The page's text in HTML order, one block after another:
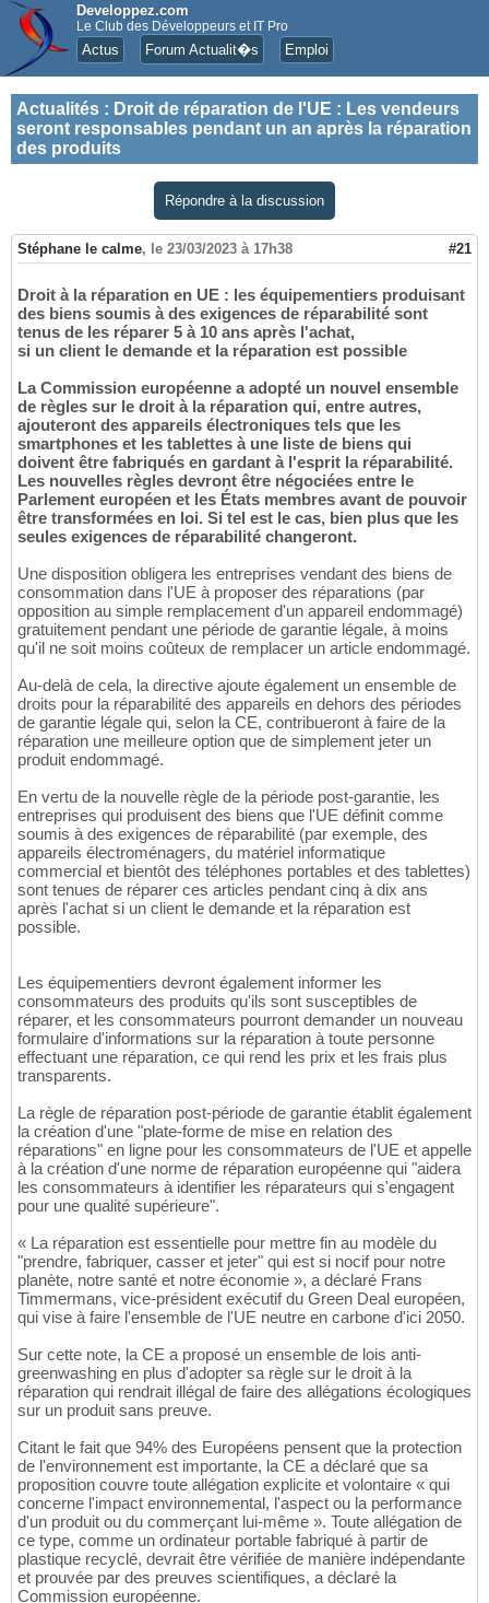
Developpez.com
Le Club des Développeurs et IT Pro
Actus Forum Actualit�s Emploi
Actualités : Droit de réparation de l'UE : Les vendeurs
seront responsables pendant un an après la réparation
des produits
Répondre à la discussion
Stéphane le calme, le 23/03/2023 à 17h38 #21
Droit à la réparation en UE : les équipementiers produisant
des biens soumis à des exigences de réparabilité sont
tenus de les réparer 5 à 10 ans après l'achat,
si un client le demande et la réparation est possible
La Commission européenne a adopté un nouvel ensemble
de règles sur le droit à la réparation qui, entre autres,
ajouteront des appareils électroniques tels que les
smartphones et les tablettes à une liste de biens qui
doivent être fabriqués en gardant à l'esprit la réparabilité.
Les nouvelles règles devront être négociées entre le
Parlement européen et les États membres avant de pouvoir
être transformées en loi. Si tel est le cas, bien plus que les
seules exigences de réparabilité changeront.
Une disposition obligera les entreprises vendant des biens de
consommation dans l'UE à proposer des réparations (par
opposition au simple remplacement d'un appareil endommagé)
gratuitement pendant une période de garantie légale, à moins
qu'il ne soit moins coûteux de remplacer un article endommagé.
Au-delà de cela, la directive ajoute également un ensemble de
droits pour la réparabilité des appareils en dehors des périodes
de garantie légale qui, selon la CE, contribueront à faire de la
réparation une meilleure option que de simplement jeter un
produit endommagé.
En vertu de la nouvelle règle de la période post-garantie, les
entreprises qui produisent des biens que l'UE définit comme
soumis à des exigences de réparabilité (par exemple, des
appareils électroménagers, du matériel informatique
commercial et bientôt des téléphones portables et des tablettes)
sont tenues de réparer ces articles pendant cinq à dix ans
après l'achat si un client le demande et la réparation est
possible.
Les équipementiers devront également informer les
consommateurs des produits qu'ils sont susceptibles de
réparer, et les consommateurs pourront demander un nouveau
formulaire d'informations sur la réparation à toute personne
effectuant une réparation, ce qui rend les prix et les frais plus
transparents.
La règle de réparation post-période de garantie établit également
la création d'une "plate-forme de mise en relation des
réparations" en ligne pour les consommateurs de l'UE et appelle
à la création d'une norme de réparation européenne qui "aidera
les consommateurs à identifier les réparateurs qui s'engagent
pour une qualité supérieure".
« La réparation est essentielle pour mettre fin au modèle du
"prendre, fabriquer, casser et jeter" qui est si nocif pour notre
planète, notre santé et notre économie », a déclaré Frans
Timmermans, vice-président exécutif du Green Deal européen,
qui vise à faire l'ensemble de l'UE neutre en carbone d'ici 2050.
Sur cette note, la CE a proposé un ensemble de lois anti-
greenwashing en plus d'adopter sa règle sur le droit à la
réparation qui rendrait illégal de faire des allégations écologiques
sur un produit sans preuve.
Citant le fait que 94% des Européens pensent que la protection
de l'environnement est importante, la CE a déclaré que sa
proposition couvre toute allégation explicite et volontaire « qui
concerne l'impact environnemental, l'aspect ou la performance
d'un produit ou du commerçant lui-même ». Toute allégation de
ce type, comme un ordinateur portable fabriqué à partir de
plastique recyclé, devrait être vérifiée de manière indépendante
et prouvée par des preuves scientifiques, a déclaré la
Commission européenne.